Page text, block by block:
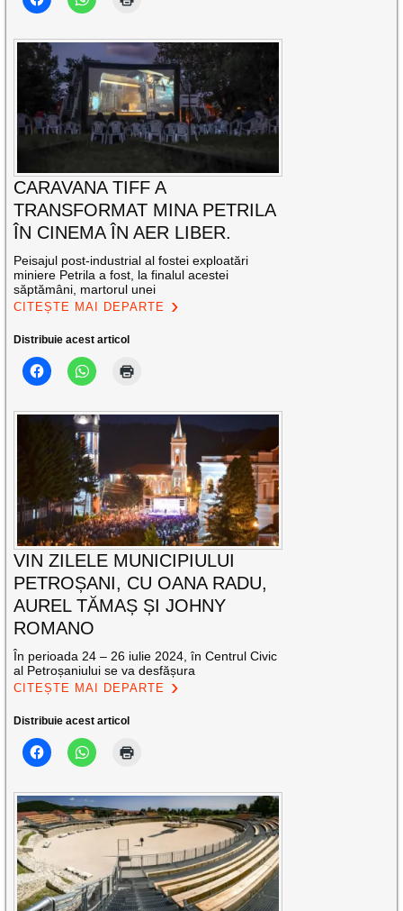
CARAVANA TIFF A
TRANSFORMAT MINA PETRILA
ÎN CINEMA ÎN AER LIBER.
Peisajul post-industrial al fostei exploatări
miniere Petrila a fost, la finalul acestei
săptămâni, martorul unei
CITEȘTE MAI DEPARTE
Distribuie acest articol
VIN ZILELE MUNICIPIULUI
PETROȘANI, CU OANA RADU,
AUREL TĂMAȘ ȘI JOHNY
ROMANO
În perioada 24 – 26 iulie 2024, în Centrul Civic
al Petroșaniului se va desfășura
CITEȘTE MAI DEPARTE
Distribuie acest articol